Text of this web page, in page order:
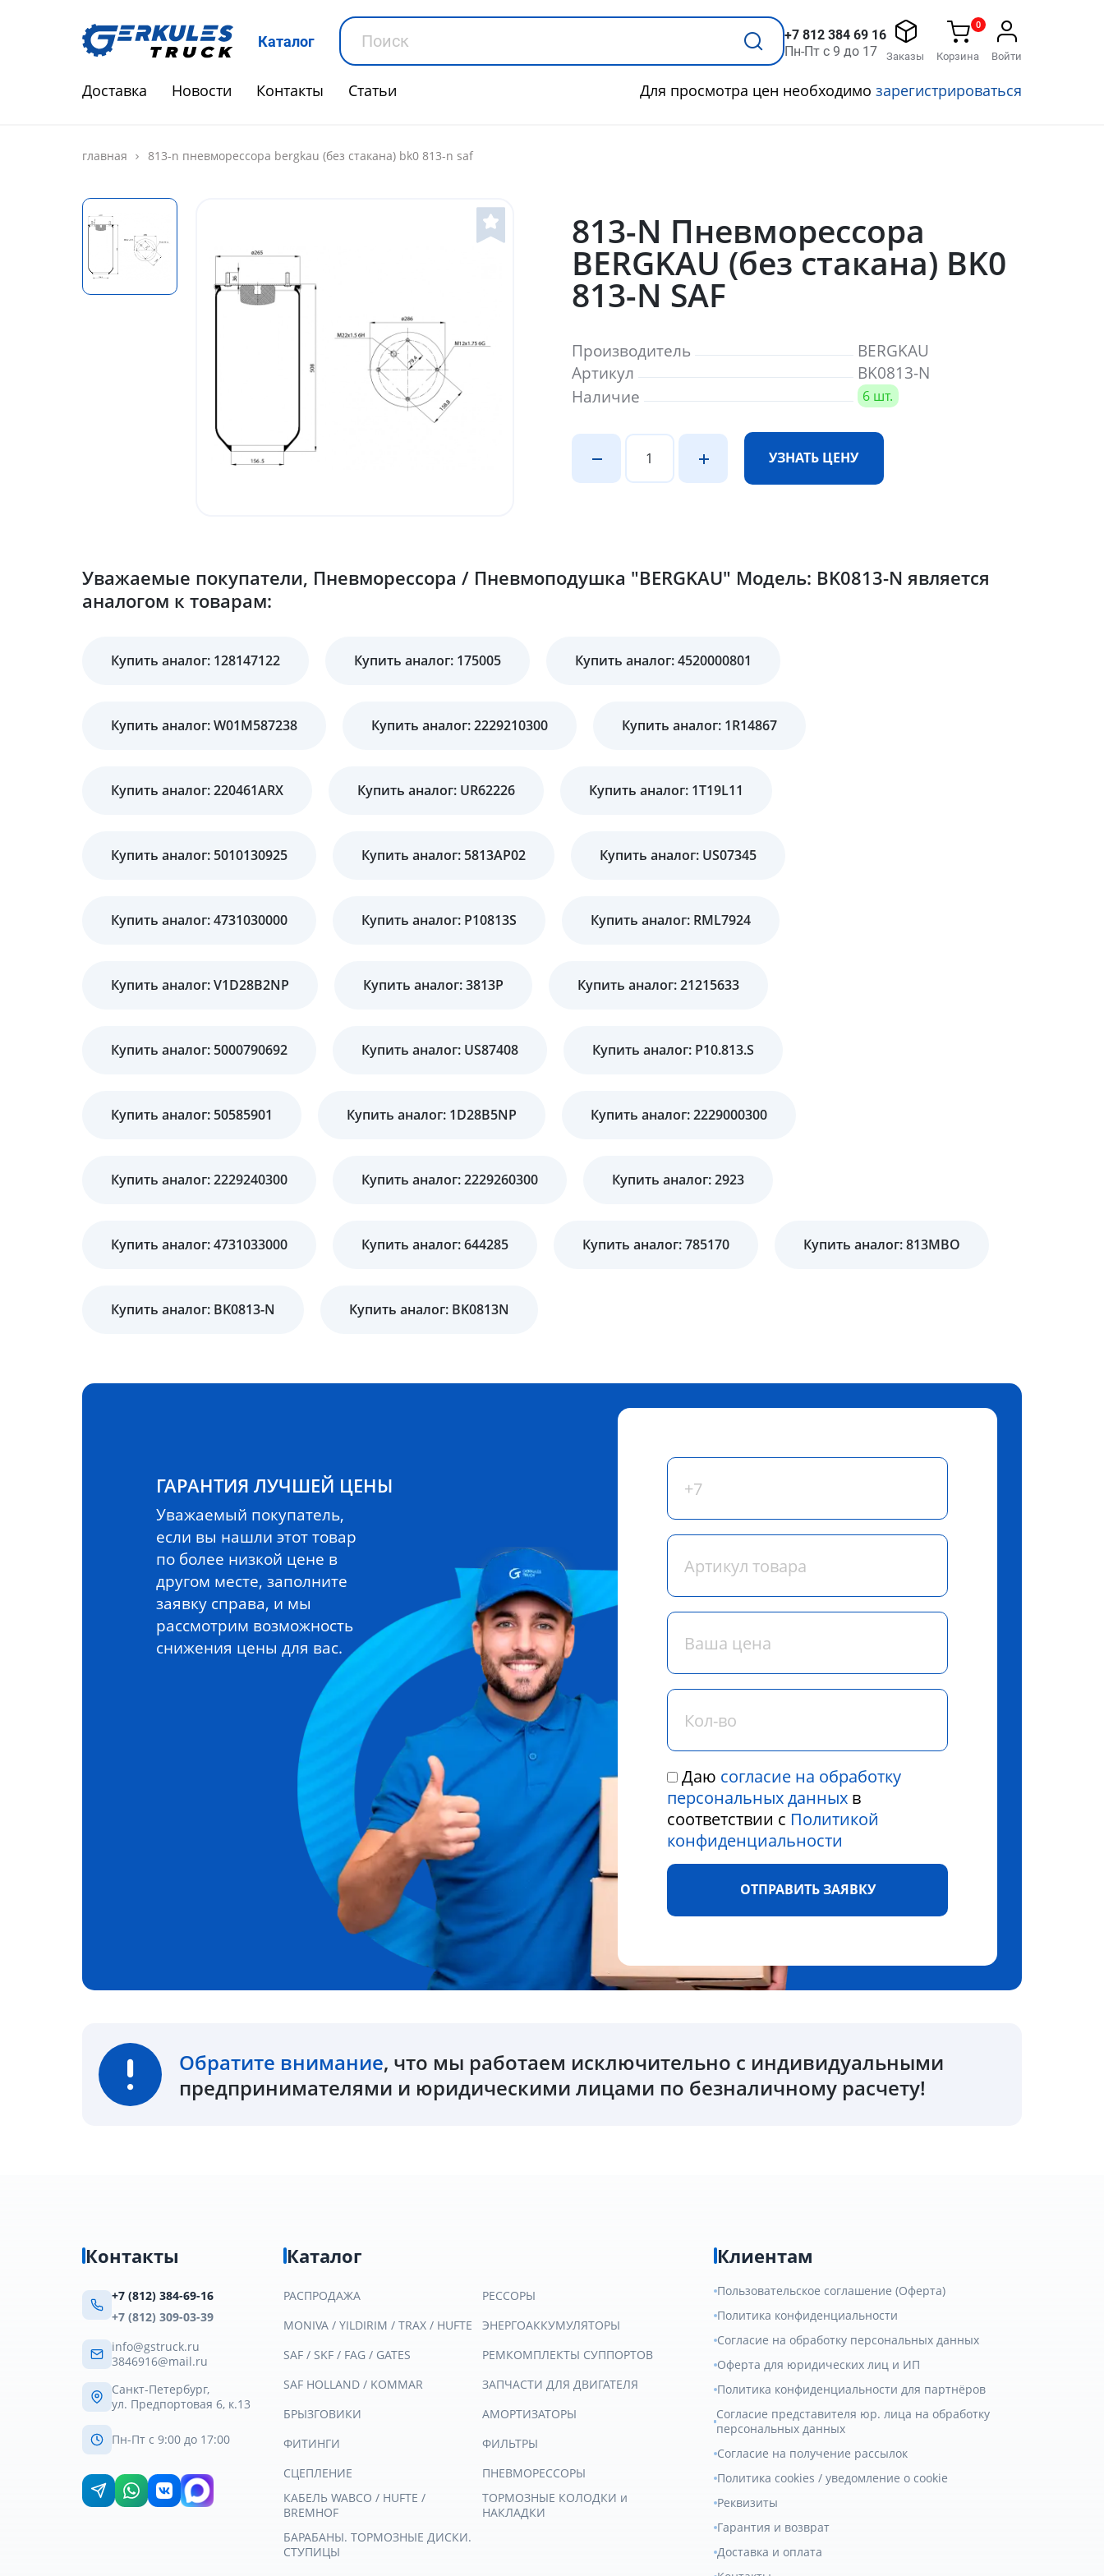
Каталог
+7 812 384 69 16
Пн-Пт с 9 до 17
Заказы
0
Корзина Войти
Доставка Новости Контакты Статьи Для просмотра цен необходимо зарегистрироваться
главная 813-n пневморессора bergkau (без стакана) bk0 813-n saf
813-N Пневморессора
BERGKAU (без стакана) BK0
813-N SAF
Производитель
BERGKAU
Артикул
BK0813-N
Наличие
6 шт.
УЗНАТЬ ЦЕНУ
Уважаемые покупатели, Пневморессора / Пневмоподушка "BERGKAU" Модель: BK0813-N является
аналогом к товарам:
Купить аналог: 128147122 Купить аналог: 175005 Купить аналог: 4520000801
Купить аналог: W01M587238 Купить аналог: 2229210300 Купить аналог: 1R14867
Купить аналог: 220461ARX Купить аналог: UR62226 Купить аналог: 1T19L11
Купить аналог: 5010130925 Купить аналог: 5813AP02 Купить аналог: US07345
Купить аналог: 4731030000 Купить аналог: P10813S Купить аналог: RML7924
Купить аналог: V1D28B2NP Купить аналог: 3813P Купить аналог: 21215633
Купить аналог: 5000790692 Купить аналог: US87408 Купить аналог: P10.813.S
Купить аналог: 50585901 Купить аналог: 1D28B5NP Купить аналог: 2229000300
Купить аналог: 2229240300 Купить аналог: 2229260300 Купить аналог: 2923
Купить аналог: 4731033000 Купить аналог: 644285 Купить аналог: 785170 Купить аналог: 813MBO
Купить аналог: BK0813-N Купить аналог: BK0813N
ГАРАНТИЯ ЛУЧШЕЙ ЦЕНЫ
Уважаемый покупатель,
если вы нашли этот товар
по более низкой цене в
другом месте, заполните
заявку справа, и мы
рассмотрим возможность
снижения цены для вас.
Даю согласие на обработку
персональных данных в
соответствии с Политикой
конфиденциальности
ОТПРАВИТЬ ЗАЯВКУ
Обратите внимание, что мы работаем исключительно с индивидуальными
предпринимателями и юридическими лицами по безналичному расчету!
Контакты
+7 (812) 384-69-16
+7 (812) 309-03-39
info@gstruck.ru
3846916@mail.ru
Санкт-Петербург,
ул. Предпортовая 6, к.13
Пн-Пт с 9:00 до 17:00
Каталог
РАСПРОДАЖА
MONIVA / YILDIRIM / TRAX / HUFTE
SAF / SKF / FAG / GATES
SAF HOLLAND / KOMMAR
БРЫЗГОВИКИ
ФИТИНГИ
СЦЕПЛЕНИЕ
КАБЕЛЬ WABCO / HUFTE /
BREMHOF
БАРАБАНЫ. ТОРМОЗНЫЕ ДИСКИ.
СТУПИЦЫ
РЕССОРЫ
ЭНЕРГОАККУМУЛЯТОРЫ
РЕМКОМПЛЕКТЫ СУППОРТОВ
ЗАПЧАСТИ ДЛЯ ДВИГАТЕЛЯ
АМОРТИЗАТОРЫ
ФИЛЬТРЫ
ПНЕВМОРЕССОРЫ
ТОРМОЗНЫЕ КОЛОДКИ и
НАКЛАДКИ
Клиентам
Пользовательское соглашение (Оферта)
Политика конфиденциальности
Согласие на обработку персональных данных
Оферта для юридических лиц и ИП
Политика конфиденциальности для партнёров
Согласие представителя юр. лица на обработку
персональных данных
Согласие на получение рассылок
Политика cookies / уведомление о cookie
Реквизиты
Гарантия и возврат
Доставка и оплата